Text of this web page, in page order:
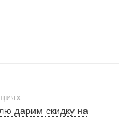
дарим скидку на